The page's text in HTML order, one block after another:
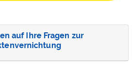
auf Ihre Fragen zur